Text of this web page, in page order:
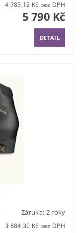
4 785,12 Kč bez DPH
5 790 Kč
DETAIL
Záruka: 2 roky
3 884,30 Kč bez DPH